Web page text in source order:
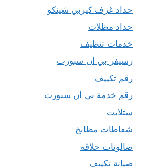
حداد غرف كيربي شينكو
حداد مظلات
خدمات تنظيف
رسيفر بي ان سبورت
رقم تكييف
رقم خدمة بي ان سبورت
ستلايت
شفاطات مطابخ
صالونات حلاقة
صيانة تكييف